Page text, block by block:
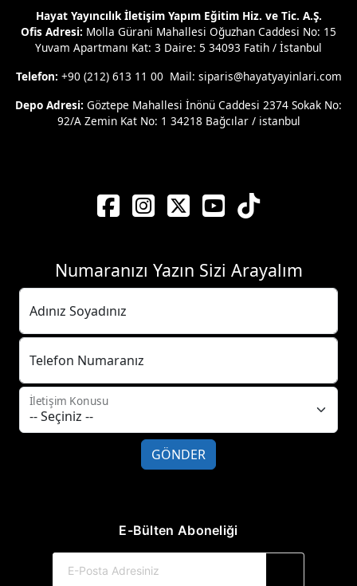
Hayat Yayıncılık İletişim Yapım Eğitim Hiz. ve Tic. A.Ş.
Ofis Adresi: Molla Gürani Mahallesi Oğuzhan Caddesi No: 15
Yuvam Apartmanı Kat: 3 Daire: 5 34093 Fatih / İstanbul
Telefon: +90 (212) 613 11 00 Mail: siparis@hayatyayinlari.com
Depo Adresi: Göztepe Mahallesi İnönü Caddesi 2374 Sokak No:
92/A Zemin Kat No: 1 34218 Bağcılar / istanbul
Numaranızı Yazın Sizi Arayalım
Adınız Soyadınız
Telefon Numaranız
İletişim Konusu
GÖNDER
E-Bülten Aboneliği